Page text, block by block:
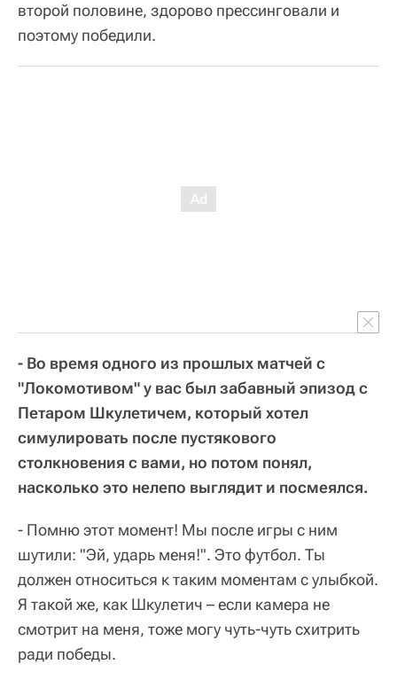
второй половине, здорово прессинговали и
поэтому победили.
- Во время одного из прошлых матчей с
"Локомотивом" у вас был забавный эпизод с
Петаром Шкулетичем, который хотел
симулировать после пустякового
столкновения с вами, но потом понял,
насколько это нелепо выглядит и посмеялся.
- Помню этот момент! Мы после игры с ним
шутили: "Эй, ударь меня!". Это футбол. Ты
должен относиться к таким моментам с улыбкой.
Я такой же, как Шкулетич – если камера не
смотрит на меня, тоже могу чуть-чуть схитрить
ради победы.